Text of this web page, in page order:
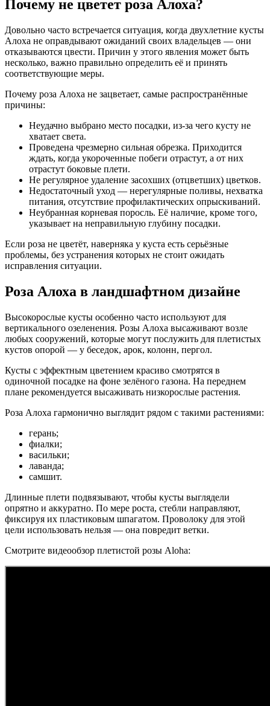
Почему не цветет роза Алоха?
Довольно часто встречается ситуация, когда двухлетние кусты
Алоха не оправдывают ожиданий своих владельцев — они
отказываются цвести. Причин у этого явления может быть
несколько, важно правильно определить её и принять
соответствующие меры.
Почему роза Алоха не зацветает, самые распространённые
причины:
Неудачно выбрано место посадки, из-за чего кусту не
хватает света.
Проведена чрезмерно сильная обрезка. Приходится
ждать, когда укороченные побеги отрастут, а от них
отрастут боковые плети.
Не регулярное удаление засохших (отцветших) цветков.
Недостаточный уход — нерегулярные поливы, нехватка
питания, отсутствие профилактических опрыскиваний.
Неубранная корневая поросль. Её наличие, кроме того,
указывает на неправильную глубину посадки.
Если роза не цветёт, наверняка у куста есть серьёзные
проблемы, без устранения которых не стоит ожидать
исправления ситуации.
Роза Алоха в ландшафтном дизайне
Высокорослые кусты особенно часто используют для
вертикального озеленения. Розы Алоха высаживают возле
любых сооружений, которые могут послужить для плетистых
кустов опорой — у беседок, арок, колонн, пергол.
Кусты с эффектным цветением красиво смотрятся в
одиночной посадке на фоне зелёного газона. На переднем
плане рекомендуется высаживать низкорослые растения.
Роза Алоха гармонично выглядит рядом с такими растениями:
герань;
фиалки;
васильки;
лаванда;
самшит.
Длинные плети подвязывают, чтобы кусты выглядели
опрятно и аккуратно. По мере роста, стебли направляют,
фиксируя их пластиковым шпагатом. Проволоку для этой
цели использовать нельзя — она повредит ветки.
Смотрите видеообзор плетистой розы Aloha: